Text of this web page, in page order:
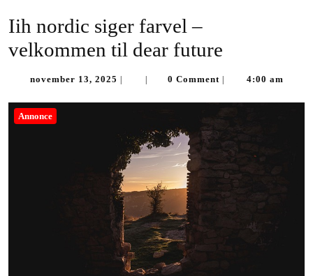
Iih nordic siger farvel –
velkommen til dear future
november 13, 2025 november
2025
0 Comment 4:00 am
Annonce